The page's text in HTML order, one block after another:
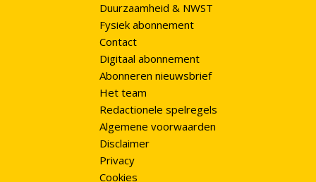
Duurzaamheid & NWST
Fysiek abonnement
Contact
Digitaal abonnement
Abonneren nieuwsbrief
Het team
Redactionele spelregels
Algemene voorwaarden
Disclaimer
Privacy
Cookies